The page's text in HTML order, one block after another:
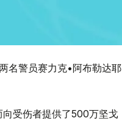
名警员赛力克•阿布勒达耶
受伤者提供了500万坚戈